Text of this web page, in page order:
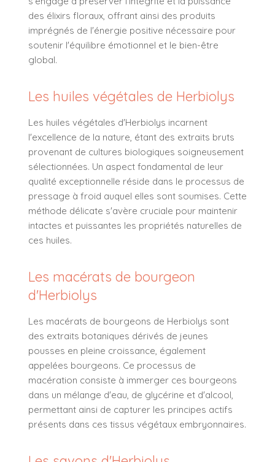
des élixirs floraux, offrant ainsi des produits
imprégnés de l'énergie positive nécessaire pour
soutenir l'équilibre émotionnel et le bien-être
global.
Les huiles végétales de Herbiolys
Les huiles végétales d'Herbiolys incarnent
l'excellence de la nature, étant des extraits bruts
provenant de cultures biologiques soigneusement
sélectionnées. Un aspect fondamental de leur
qualité exceptionnelle réside dans le processus de
pressage à froid auquel elles sont soumises. Cette
méthode délicate s'avère cruciale pour maintenir
intactes et puissantes les propriétés naturelles de
ces huiles.
Les macérats de bourgeon
d'Herbiolys
Les macérats de bourgeons de Herbiolys sont
des extraits botaniques dérivés de jeunes
pousses en pleine croissance, également
appelées bourgeons. Ce processus de
macération consiste à immerger ces bourgeons
dans un mélange d'eau, de glycérine et d'alcool,
permettant ainsi de capturer les principes actifs
présents dans ces tissus végétaux embryonnaires.